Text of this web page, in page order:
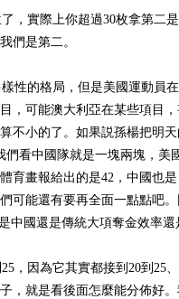
，實際上你超過30枚拿第二
們是第二。
性的格局，但是美國運動員
，可能澳大利亞在某些項目
不小的了。如果説孫楊把明天
們看中國隊就是一塊兩塊，美
育畫報給出的是42，中國也是
可能還有要再全面一點點吧。
中國還是傳統大項奪金效率還
，因為它其實都接到20到25、
，就是看後面怎麼能分佈好